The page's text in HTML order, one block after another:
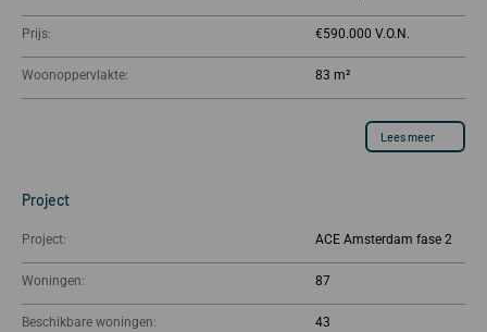
Prijs: €590.000
Woonoppervlakte: 83 m²
Lees meer
Project
Project: ACE Amsterdam fase 2
Woningen: 87
Beschikbare woningen: 43